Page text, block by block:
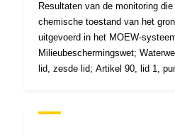
Resultaten van de monitoring
chemische toestand van het
uitgevoerd in het MOEW-
Milieubeschermingswet;
lid, zesde lid; Artikel 90, lid 1,
maart 2016)